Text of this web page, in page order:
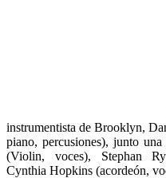
instrumentista de Brooklyn,
piano, percusiones), junto
(Violin, voces), Stephan
Cynthia Hopkins (acordeón,